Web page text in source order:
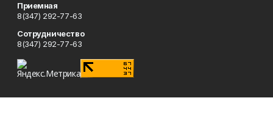
Приемная
8(347) 292-77-63
Сотрудничество
8(347) 292-77-63